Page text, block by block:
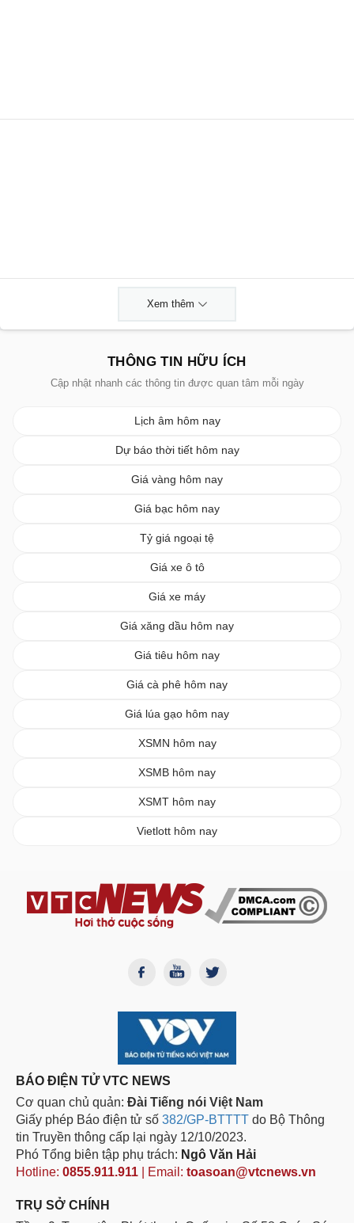
Xem thêm
THÔNG TIN HỮU ÍCH
Cập nhật nhanh các thông tin được quan tâm mỗi ngày
Lịch âm hôm nay
Dự báo thời tiết hôm nay
Giá vàng hôm nay
Giá bạc hôm nay
Tỷ giá ngoại tệ
Giá xe ô tô
Giá xe máy
Giá xăng dầu hôm nay
Giá tiêu hôm nay
Giá cà phê hôm nay
Giá lúa gạo hôm nay
XSMN hôm nay
XSMB hôm nay
XSMT hôm nay
Vietlott hôm nay
BÁO ĐIỆN TỬ VTC NEWS
Cơ quan chủ quản: Đài Tiếng nói Việt Nam
Giấy phép Báo điện tử số 382/GP-BTTTT do Bộ Thông
tin Truyền thông cấp lại ngày 12/10/2023.
Phó Tổng biên tập phụ trách: Ngô Văn Hải
Hotline: 0855.911.911 | Email: toasoan@vtcnews.vn
TRỤ SỞ CHÍNH